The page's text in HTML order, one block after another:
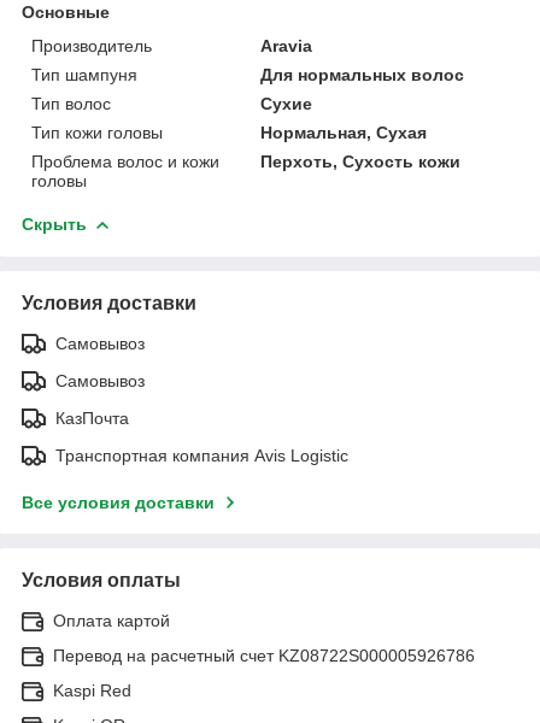
Основные
Производитель
Aravia
Тип шампуня
Для нормальных волос
Тип волос
Сухие
Тип кожи головы
Нормальная, Сухая
Проблема волос и кожи
головы
Перхоть, Сухость кожи
Скрыть
Условия доставки
Самовывоз
Самовывоз
КазПочта
Транспортная компания Avis Logistic
Все условия доставки
Условия оплаты
Оплата картой
Перевод на расчетный счет KZ08722S000005926786
Kaspi Red